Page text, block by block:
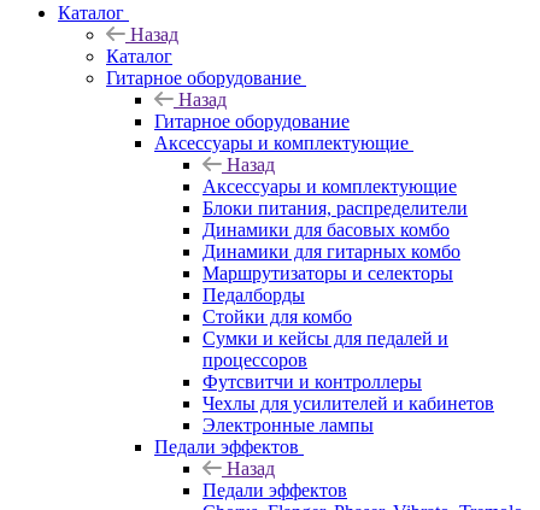
Каталог
Назад
Каталог
Гитарное оборудование
Назад
Гитарное оборудование
Аксессуары и комплектующие
Назад
Аксессуары и комплектующие
Блоки питания, распределители
Динамики для басовых комбо
Динамики для гитарных комбо
Маршрутизаторы и селекторы
Педалборды
Стойки для комбо
Сумки и кейсы для педалей и
процессоров
Футсвитчи и контроллеры
Чехлы для усилителей и кабинетов
Электронные лампы
Педали эффектов
Назад
Педали эффектов